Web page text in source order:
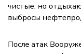
чистые, но
выбросы
После атак